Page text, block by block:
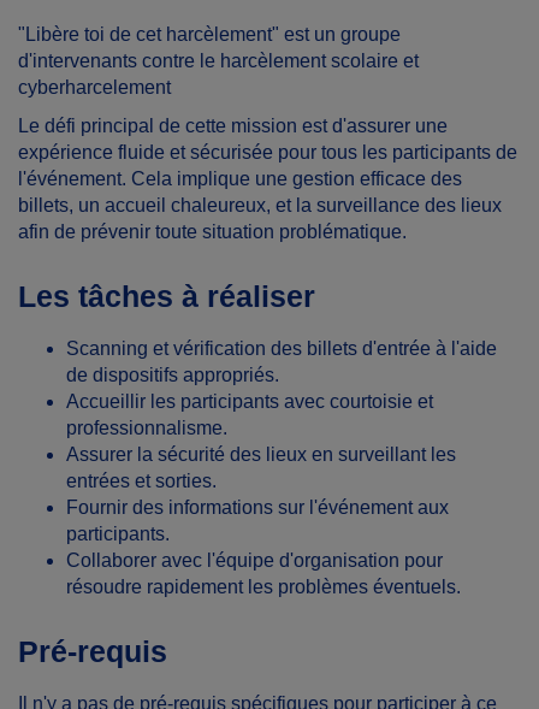
"Libère toi de cet harcèlement" est un groupe
d'intervenants contre le harcèlement scolaire et
cyberharcelement
Le défi principal de cette mission est d'assurer une
expérience fluide et sécurisée pour tous les participants de
l'événement. Cela implique une gestion efficace des
billets, un accueil chaleureux, et la surveillance des lieux
afin de prévenir toute situation problématique.
Les tâches à réaliser
Scanning et vérification des billets d'entrée à l'aide
de dispositifs appropriés.
Accueillir les participants avec courtoisie et
professionnalisme.
Assurer la sécurité des lieux en surveillant les
entrées et sorties.
Fournir des informations sur l'événement aux
participants.
Collaborer avec l'équipe d'organisation pour
résoudre rapidement les problèmes éventuels.
Pré-requis
Il n'y a pas de pré-requis spécifiques pour participer à ce